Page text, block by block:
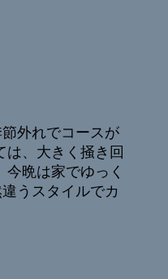
外れでコースが
、大きく掻き回
晩は家でゆっく
うスタイルでカ